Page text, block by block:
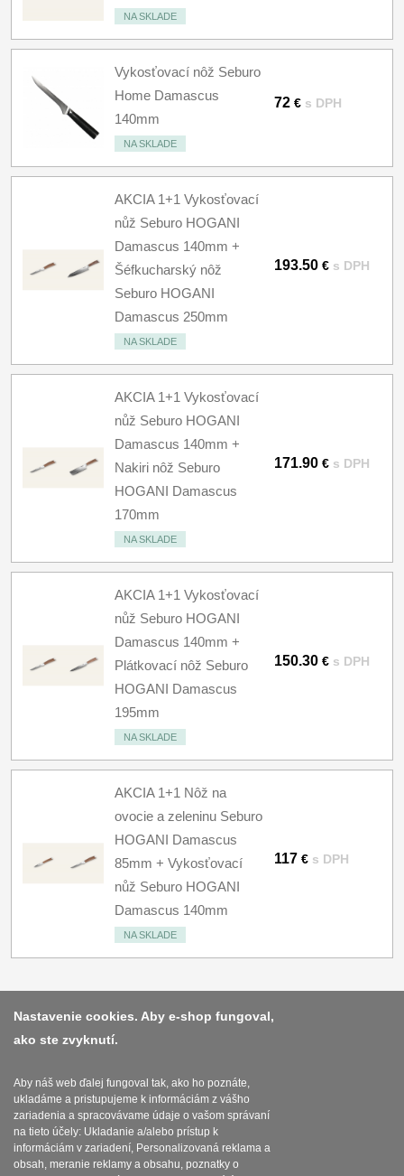
NA SKLADE
Vykosťovací nôž Seburo
Home Damascus
140mm
NA SKLADE
72 € s DPH
AKCIA 1+1 Vykosťovací
nůž Seburo HOGANI
Damascus 140mm +
Šéfkucharský nôž
Seburo HOGANI
Damascus 250mm
NA SKLADE
193.50 € s DPH
AKCIA 1+1 Vykosťovací
nůž Seburo HOGANI
Damascus 140mm +
Nakiri nôž Seburo
HOGANI Damascus
170mm
NA SKLADE
171.90 € s DPH
AKCIA 1+1 Vykosťovací
nůž Seburo HOGANI
Damascus 140mm +
Plátkovací nôž Seburo
HOGANI Damascus
195mm
NA SKLADE
150.30 € s DPH
AKCIA 1+1 Nôž na
ovocie a zeleninu Seburo
HOGANI Damascus
85mm + Vykosťovací
nůž Seburo HOGANI
Damascus 140mm
NA SKLADE
117 € s DPH
Platba a dodávka
Obchodní podmínky
Zasady zpracovani osobnich udaju
Reklamační řád
Nastavenie cookies. Aby e-shop fungoval,
ako ste zvyknutí.
Aby náš web ďalej fungoval tak, ako ho poznáte,
ukladáme a pristupujeme k informáciám z vášho
zariadenia a spracovávame údaje o vašom správaní
na tieto účely: Ukladanie a/alebo prístup k
informáciám v zariadení, Personalizovaná reklama a
obsah, meranie reklamy a obsahu, poznatky o